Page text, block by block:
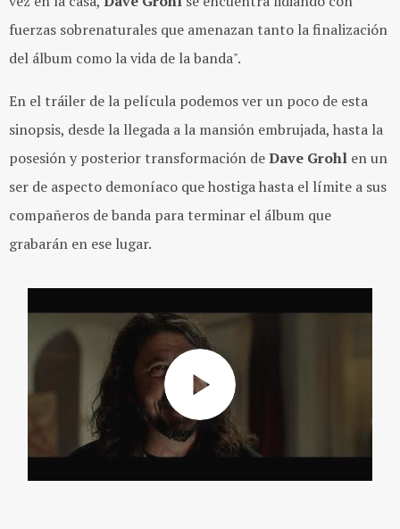
fuerzas sobrenaturales que amenazan tanto la finalización
del álbum como la vida de la banda".
En el tráiler de la película podemos ver un poco de esta
sinopsis, desde la llegada a la mansión embrujada, hasta la
posesión y posterior transformación deDave Grohl en un
ser de aspecto demoníaco que hostiga hasta el límite a sus
compañeros de banda para terminar el álbum que
grabarán en ese lugar.